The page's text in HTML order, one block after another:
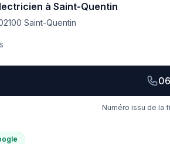
à Saint-Quentin
Saint-Quentin
Numéro issu de la